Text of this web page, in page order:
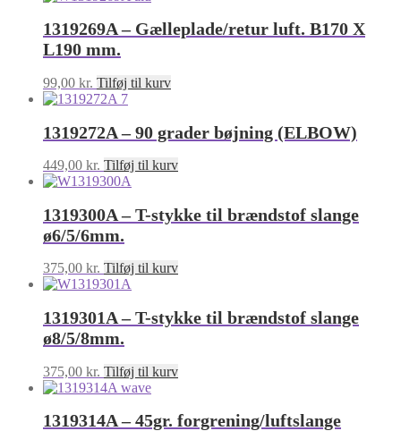
1319269A – Gælleplade/retur luft. B170 X
L190 mm.
99,00 kr. Tilføj til kurv
1319272A – 90 grader bøjning (ELBOW)
449,00 kr. Tilføj til kurv
1319300A – T-stykke til brændstof slange
ø6/5/6mm.
375,00 kr. Tilføj til kurv
1319301A – T-stykke til brændstof slange
ø8/5/8mm.
375,00 kr. Tilføj til kurv
1319314A – 45gr. forgrening/luftslange